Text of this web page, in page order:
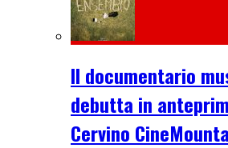
Il documentario
debutta in
Cervino